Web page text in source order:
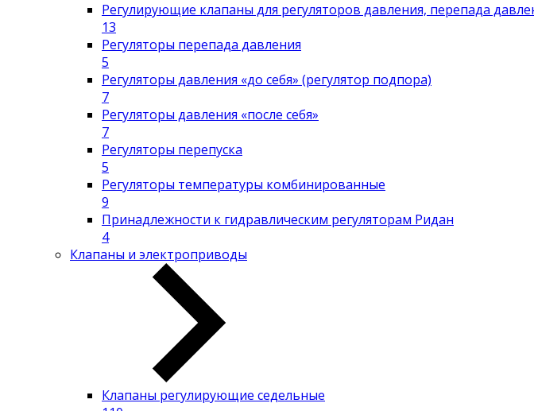
Регулирующие клапаны для регуляторов давления, перепада
13
Регуляторы перепада давления
5
Регуляторы давления «до себя» (регулятор подпора)
7
Регуляторы давления «после себя»
7
Регуляторы перепуска
5
Регуляторы температуры комбинированные
9
Принадлежности к гидравлическим регуляторам Ридан
4
Клапаны и электроприводы
Клапаны регулирующие седельные